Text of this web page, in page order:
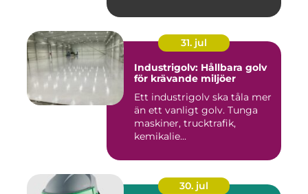
31. jul
Industrigolv: Hållbara golv
för krävande miljöer
Ett industrigolv ska tåla mer
än ett vanligt golv. Tunga
maskiner, trucktrafik,
kemikalie...
30. jul